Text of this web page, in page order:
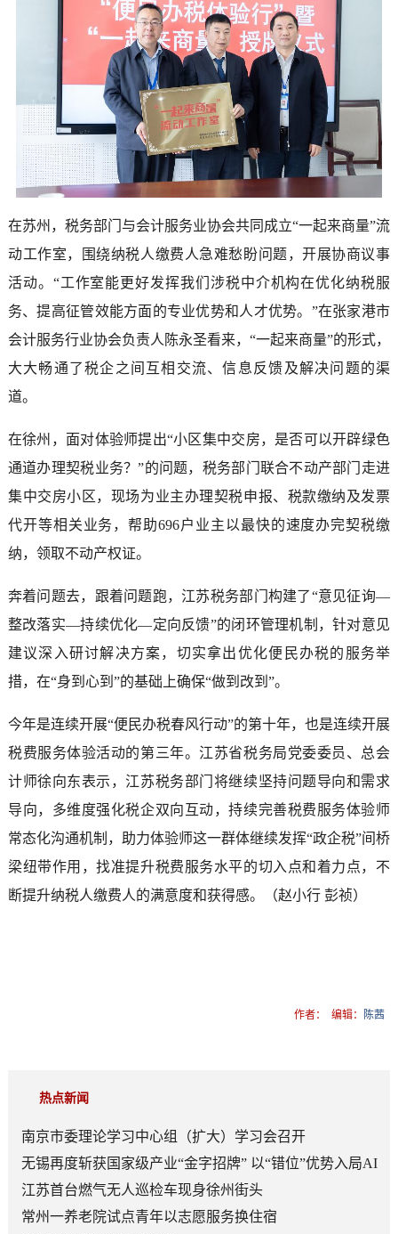
在苏州，税务部门与会计服务业协会共同成立“一起来商量”流
动工作室，围绕纳税人缴费人急难愁盼问题，开展协商议事
活动。“工作室能更好发挥我们涉税中介机构在优化纳税服
务、提高征管效能方面的专业优势和人才优势。”在张家港市
会计服务行业协会负责人陈永圣看来，“一起来商量”的形式，
大大畅通了税企之间互相交流、信息反馈及解决问题的渠
道。
在徐州，面对体验师提出“小区集中交房，是否可以开辟绿色
通道办理契税业务？”的问题，税务部门联合不动产部门走进
集中交房小区，现场为业主办理契税申报、税款缴纳及发票
代开等相关业务，帮助696户业主以最快的速度办完契税缴
纳，领取不动产权证。
奔着问题去，跟着问题跑，江苏税务部门构建了“意见征询—
整改落实—持续优化—定向反馈”的闭环管理机制，针对意见
建议深入研讨解决方案，切实拿出优化便民办税的服务举
措，在“身到心到”的基础上确保“做到改到”。
今年是连续开展“便民办税春风行动”的第十年，也是连续开展
税费服务体验活动的第三年。江苏省税务局党委委员、总会
计师徐向东表示，江苏税务部门将继续坚持问题导向和需求
导向，多维度强化税企双向互动，持续完善税费服务体验师
常态化沟通机制，助力体验师这一群体继续发挥“政企税”间桥
梁纽带作用，找准提升税费服务水平的切入点和着力点，不
断提升纳税人缴费人的满意度和获得感。（赵小行 彭祯）
作者： 编辑： 陈茜
热点新闻
南京市委理论学习中心组（扩大）学习会召开
无锡再度斩获国家级产业“金字招牌” 以“错位”优势入局AI
顶层赛道
江苏首台燃气无人巡检车现身徐州街头
常州一养老院试点青年以志愿服务换住宿